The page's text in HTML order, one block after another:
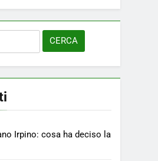
Irpino: cosa ha deciso la